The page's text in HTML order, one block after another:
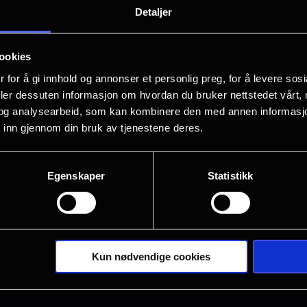
Detaljer
for å gi innhold og annonser et personlig preg, for å levere
dessuten informasjon om hvordan du bruker nettstedet vårt,
analysearbeid, som kan kombinere den med annen
gjennom din bruk av tjenestene deres.
Egenskaper Statistikk
Kun nødvendige cookies
eller anmode oss om å få
kontaktopplysningene beskrevet i punkt 6
eller gjøre innsigelser mot vår behandling av
av dine personopplysninger, kan du rette
samt til profesjonelle rådgivere kan
og leverandører med et arbeidsbetinget
personopplysninger, og bare i det omfang det er